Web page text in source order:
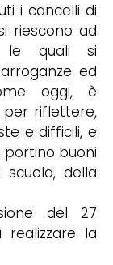
i cancelli di
riescono ad
le quali si
ed
oggi, è
per riflettere,
e difficili, e
buoni
della
del 27
realizzare la